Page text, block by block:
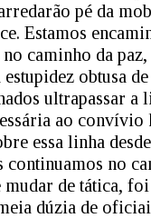
pé da
Estamos
caminho da
obtusa
ultrapassar a
ao convívio
essa linha
continuamos no
mudar de tática,
dúzia de